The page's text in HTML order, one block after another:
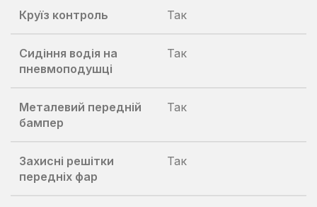
Круїз контроль Так
Сидіння водія на
пневмоподушці
Так
Металевий передній
бампер
Так
Захисні решітки
передніх фар
Так